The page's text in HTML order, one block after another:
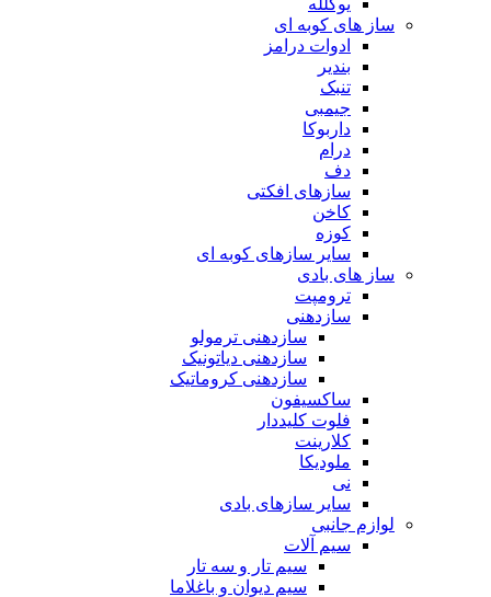
ساز های کوبه ای
ادوات درامز
بندیر
تنبک
جیمبی
داربوکا
درام
دف
سازهای افکتی
کاخن
کوزه
سایر سازهای کوبه ای
ساز های بادی
ترومپت
سازدهنی
سازدهنی ترمولو
سازدهنی دیاتونیک
سازدهنی کروماتیک
ساکسیفون
فلوت کلیددار
کلارینت
ملودیکا
نی
سایر سازهای بادی
لوازم جانبی
سیم آلات
سیم تار و سه تار
سیم دیوان و باغلاما